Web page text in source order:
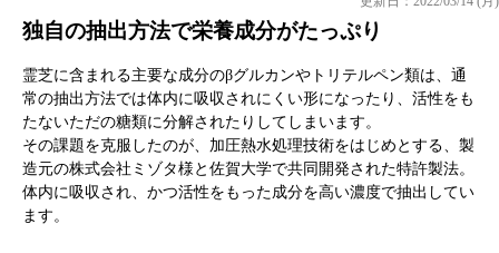
独自の抽出方法で栄養成分がたっぷり
霊芝に含まれる主要な成分のβグルカンやトリテルペン類は、通
常の抽出方法では体内に吸収されにくい形になったり、活性をも
たないただの糖類に分解されたりしてしまいます。
その課題を克服したのが、加圧熱水処理技術をはじめとする、製
造元の株式会社ミゾタ様と佐賀大学で共同開発された特許製法。
体内に吸収され、かつ活性をもった成分を高い濃度で抽出してい
ます。